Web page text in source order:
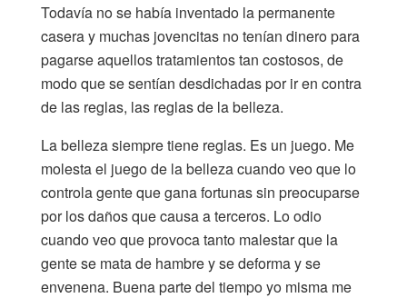
Todavía no se había inventado la permanente
casera y muchas jovencitas no tenían dinero para
pagarse aquellos tratamientos tan costosos, de
modo que se sentían desdichadas por ir en contra
de las reglas, las reglas de la belleza.
La belleza siempre tiene reglas. Es un juego. Me
molesta el juego de la belleza cuando veo que lo
controla gente que gana fortunas sin preocuparse
por los daños que causa a terceros. Lo odio
cuando veo que provoca tanto malestar que la
gente se mata de hambre y se deforma y se
envenena. Buena parte del tiempo yo misma me